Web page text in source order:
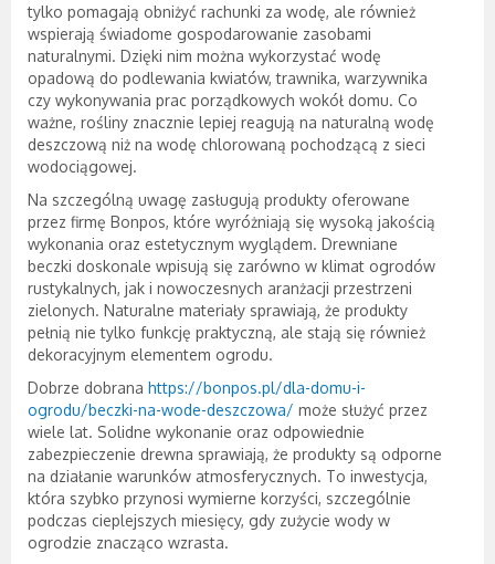
tylko pomagają obniżyć rachunki za wodę, ale również
wspierają świadome gospodarowanie zasobami
naturalnymi. Dzięki nim można wykorzystać wodę
opadową do podlewania kwiatów, trawnika, warzywnika
czy wykonywania prac porządkowych wokół domu. Co
ważne, rośliny znacznie lepiej reagują na naturalną wodę
deszczową niż na wodę chlorowaną pochodzącą z sieci
wodociągowej.
Na szczególną uwagę zasługują produkty oferowane
przez firmę Bonpos, które wyróżniają się wysoką jakością
wykonania oraz estetycznym wyglądem. Drewniane
beczki doskonale wpisują się zarówno w klimat ogrodów
rustykalnych, jak i nowoczesnych aranżacji przestrzeni
zielonych. Naturalne materiały sprawiają, że produkty
pełnią nie tylko funkcję praktyczną, ale stają się również
dekoracyjnym elementem ogrodu.
Dobrze dobrana https://bonpos.pl/dla-domu-i-
ogrodu/beczki-na-wode-deszczowa/ może służyć przez
wiele lat. Solidne wykonanie oraz odpowiednie
zabezpieczenie drewna sprawiają, że produkty są odporne
na działanie warunków atmosferycznych. To inwestycja,
która szybko przynosi wymierne korzyści, szczególnie
podczas cieplejszych miesięcy, gdy zużycie wody w
ogrodzie znacząco wzrasta.